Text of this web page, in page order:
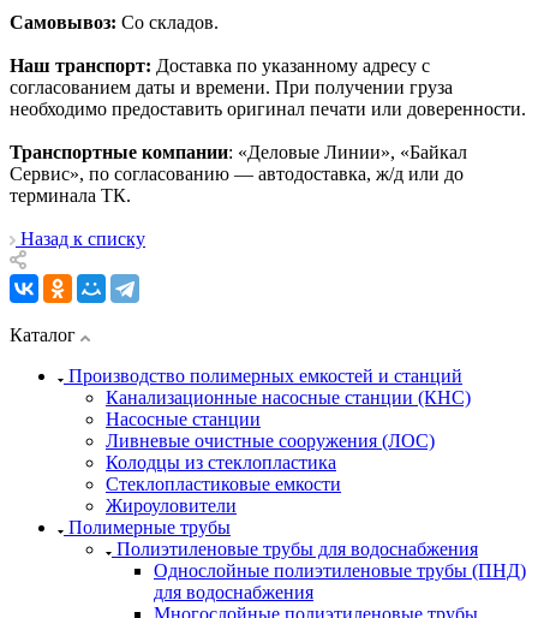
Самовывоз: Со складов.
Наш транспорт: Доставка по указанному адресу с
согласованием даты и времени. При получении груза
необходимо предоставить оригинал печати или доверенности.
Транспортные компании: «Деловые Линии», «Байкал
Сервис», по согласованию — автодоставка, ж/д или до
терминала ТК.
Назад к списку
Каталог
Производство полимерных емкостей и станций
Канализационные насосные станции (КНС)
Насосные станции
Ливневые очистные сооружения (ЛОС)
Колодцы из стеклопластика
Стеклопластиковые емкости
Жироуловители
Полимерные трубы
Полиэтиленовые трубы для водоснабжения
Однослойные полиэтиленовые трубы (ПНД)
для водоснабжения
Многослойные полиэтиленовые трубы